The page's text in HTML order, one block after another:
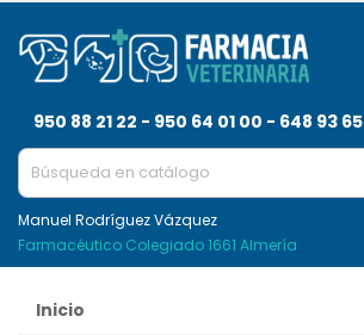
950 88 21 22 - 950 64 01 00 - 648 93
Manuel Rodríguez Vázquez
Farmacéutico Colegiado 1661 Almería
Inicio